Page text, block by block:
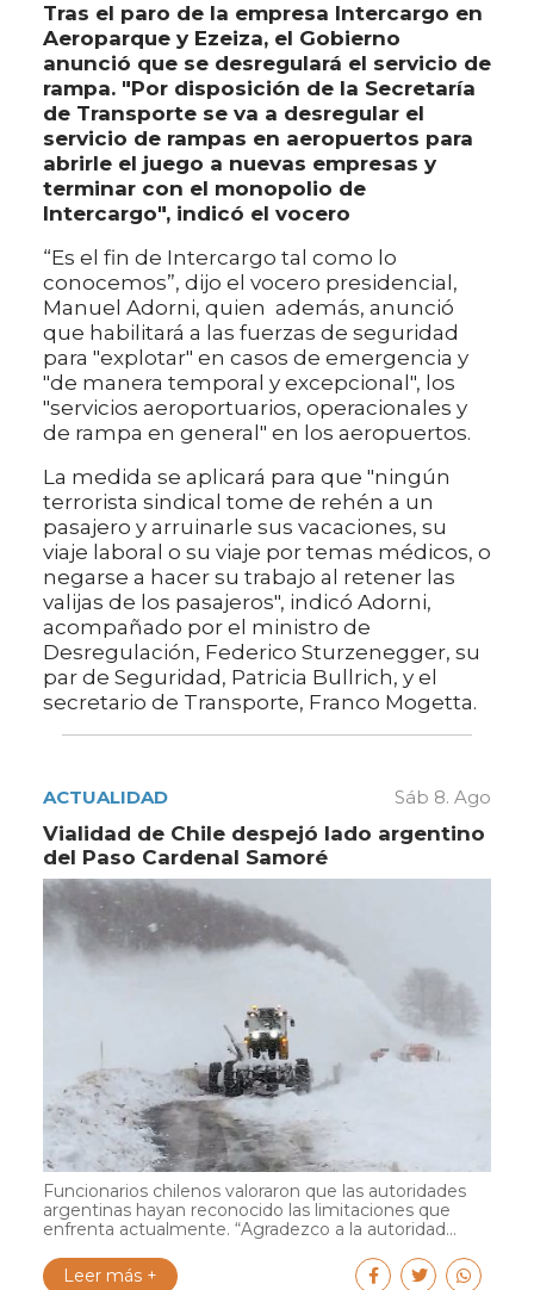
Tras el paro de la empresa Intercargo en
Aeroparque y Ezeiza, el Gobierno
anunció que se desregulará el servicio de
rampa. "Por disposición de la Secretaría
de Transporte se va a desregular el
servicio de rampas en aeropuertos para
abrirle el juego a nuevas empresas y
terminar con el monopolio de
Intercargo", indicó el vocero
“Es el fin de Intercargo tal como lo
conocemos”, dijo el vocero presidencial,
Manuel Adorni, quien además, anunció
que habilitará a las fuerzas de seguridad
para "explotar" en casos de emergencia y
"de manera temporal y excepcional", los
"servicios aeroportuarios, operacionales y
de rampa en general" en los aeropuertos.
La medida se aplicará para que "ningún
terrorista sindical tome de rehén a un
pasajero y arruinarle sus vacaciones, su
viaje laboral o su viaje por temas médicos, o
negarse a hacer su trabajo al retener las
valijas de los pasajeros", indicó Adorni,
acompañado por el ministro de
Desregulación, Federico Sturzenegger, su
par de Seguridad, Patricia Bullrich, y el
secretario de Transporte, Franco Mogetta.
ACTUALIDAD Sáb 8. Ago
Vialidad de Chile despejó lado argentino
del Paso Cardenal Samoré
Funcionarios chilenos valoraron que las autoridades
argentinas hayan reconocido las limitaciones que
enfrenta actualmente. “Agradezco a la autoridad...
Leer más +